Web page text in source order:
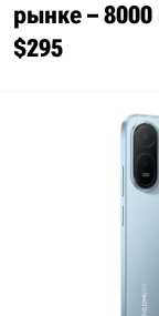
рынке –
$295